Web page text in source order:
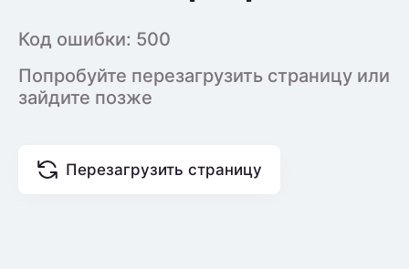
Код ошибки: 500
Попробуйте перезагрузить страницу или
зайдите позже
Перезагрузить страницу